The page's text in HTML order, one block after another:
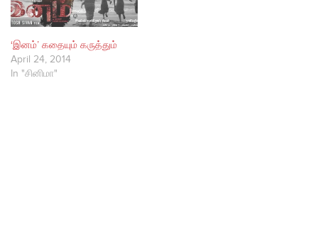
‘இனம்’ கதையும் கருத்தும்
April 24, 2014
In "சினிமா"